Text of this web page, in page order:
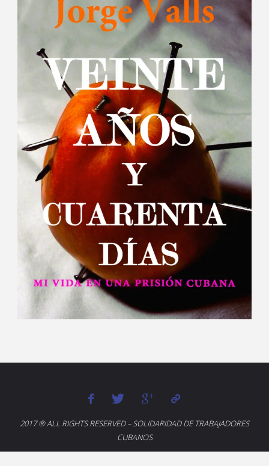
2017 ® ALL RIGHTS RESERVED – SOLIDARIDAD DE TRABAJADORES
CUBANOS